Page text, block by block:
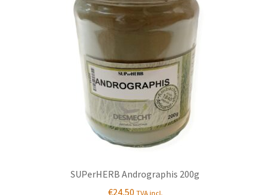
SUPerHERB Andrographis 200g
€24,50 TVA incl.